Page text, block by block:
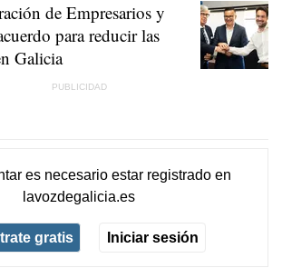
de Empresarios y
para reducir las
Galicia
es necesario estar registradoen
lavozdegalicia.es
gratis Iniciar sesión